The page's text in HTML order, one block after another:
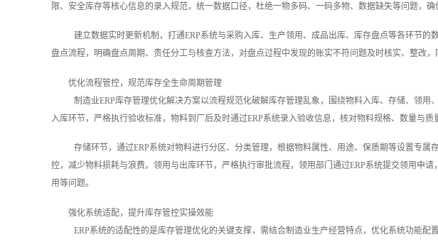
限、安全库存等核心信息的录入规范，统一数据口径，杜绝一物多码、一码多物、数据缺失等问题，确
建立数据实时更新机制，打通ERP系统与采购入库、生产领用、成品出库、库存盘点等各环节
盘点流程，明确盘点周期、责任分工与核查方法，对盘点过程中发现的账实不符问题及时核实、整改
优化流程管控，规范库存全生命周期管理
制造业ERP库存管理优化解决方案以流程规范化破解库存管理乱象，围绕物料入库、存储、领
入库环节，严格执行验收标准，物料到厂后及时通过ERP系统录入验收信息，核对物料规格、数量与
存储环节，通过ERP系统对物料进行分区、分类管理，根据物料属性、用途、保质期等设置专
控，减少物料损耗与浪费。领用与出库环节，严格执行审批流程，领用部门通过ERP系统提交领用申
用等问题。
强化系统适配，提升库存管控实操效能
ERP系统的适配性的是库存管理优化的关键支撑，需结合制造业生产经营特点，优化系统功能